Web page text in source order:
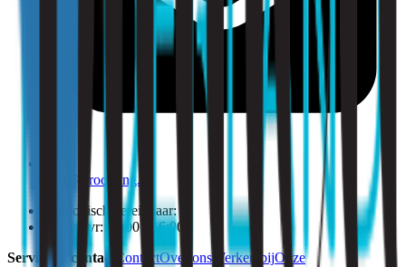
info@strooming.nl
Telefonisch bereikbaar:
Ma t/m vr: 09:00 - 16:00
Service & contact
ContactOver ons Werken bijOnze